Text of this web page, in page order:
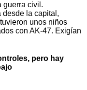
guerra civil.
desde la capital,
unos niños
con AK-47. Exigían
pero hay